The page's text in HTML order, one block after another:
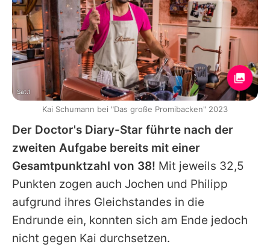
Der Doctor's Diary-Star führte nach der
zweiten Aufgabe bereits mit einer
Gesamtpunktzahl von 38! Mit jeweils 32,5
Punkten zogen auch Jochen und Philipp
aufgrund ihres Gleichstandes in die
Endrunde ein, konnten sich am Ende jedoch
nicht gegen Kai durchsetzen.
Sat.1
Kai Schumann bei "Das große Promibacken" 2023